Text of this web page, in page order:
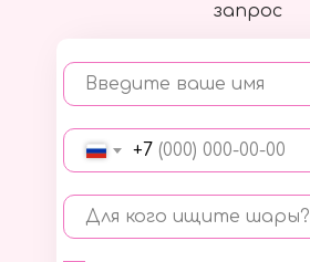
запрос
Введите ваше имя
+7
Для кого ищите шары?